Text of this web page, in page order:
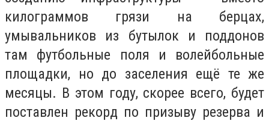
килограммов грязи на берцах,
умывальников из бутылок и поддонов
там футбольные поля и волейбольные
площадки, но до заселения ещё те же
месяцы. В этом году, скорее всего, будет
поставлен рекорд по призыву резерва и